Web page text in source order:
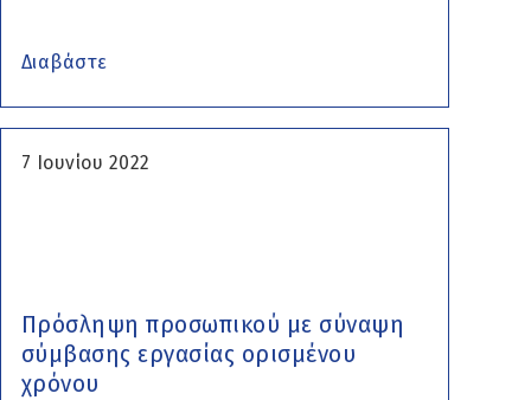
Διαβάστε
7 Ιουνίου 2022
Πρόσληψη προσωπικού με σύναψη
σύμβασης εργασίας ορισμένου
χρόνου